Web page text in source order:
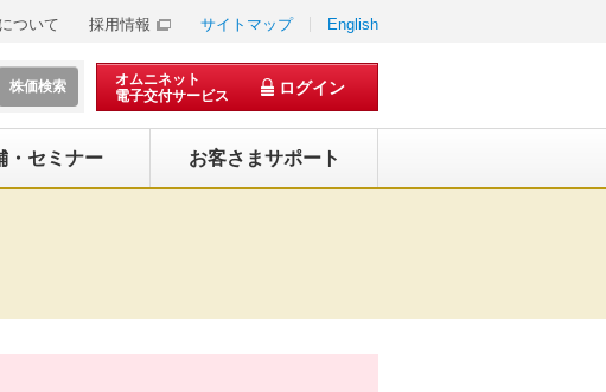
ついて 採用情報 サイトマップ English
オムニネット
電子交付サービス
ログイン
・セミナー お客さまサポート